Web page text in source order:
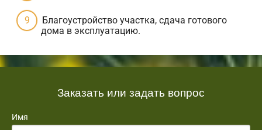
Благоустройство участка, сдача готового
дома в эксплуатацию.
Заказать или задать вопрос
Имя